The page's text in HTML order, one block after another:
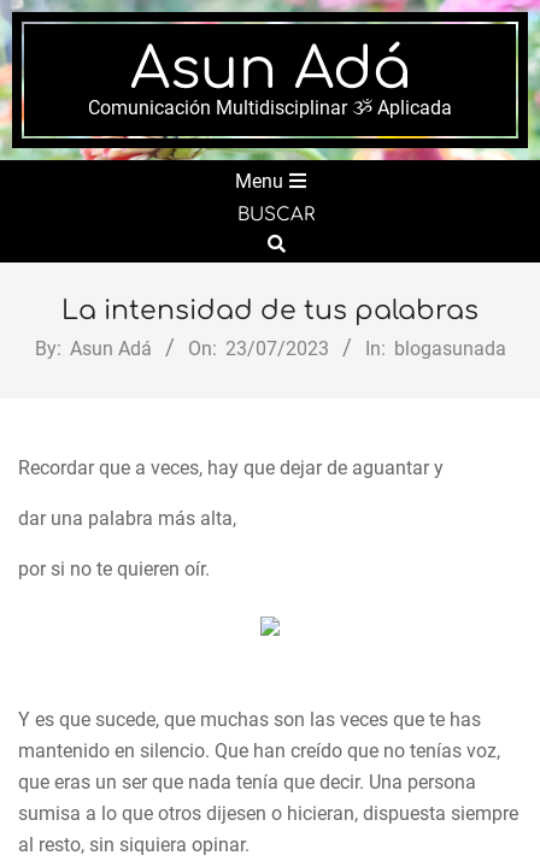
Skip
to
content
Asun Adá
Comunicación Multidisciplinar ૐ Aplicada
Menu
BUSCAR
Search
La intensidad de tus palabras
By: Asun Adá On: 23/07/2023 In: blogasunada
Recordar que a veces, hay que dejar de aguantar y
dar una palabra más alta,
por si no te quieren oír.
Y es que sucede, que muchas son las veces que te has
mantenido en silencio. Que han creído que no tenías voz,
que eras un ser que nada tenía que decir. Una persona
sumisa a lo que otros dijesen o hicieran, dispuesta siempre
al resto, sin siquiera opinar.